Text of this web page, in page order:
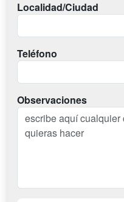
Localidad/Ciudad
Teléfono
Observaciones